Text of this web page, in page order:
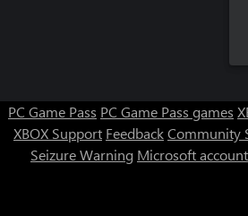
PC Game Pass PC Game Pass games
XBOX Support FeedbackCommunity
Seizure Warning Microsoft account